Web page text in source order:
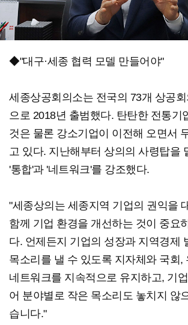
◆"대구·세종 협력 모델 만들어야"
세종상공회의소는 전국의 73개 상공
으로 2018년 출범했다. 탄탄한 전통기
것은 물론 강소기업이 이전해 오면서
고 있다. 지난해부터 상의의 사령탑을
'통합'과 '네트워크'를 강조했다.
"세종상의는 세종지역 기업의 권익을
함께 기업 환경을 개선하는 것이 중요
다. 언제든지 기업의 성장과 지역경제
목소리를 낼 수 있도록 지자체와 국회,
네트워크를 지속적으로 유지하고, 기
어 분야별로 작은 목소리도 놓치지 않
습니다."